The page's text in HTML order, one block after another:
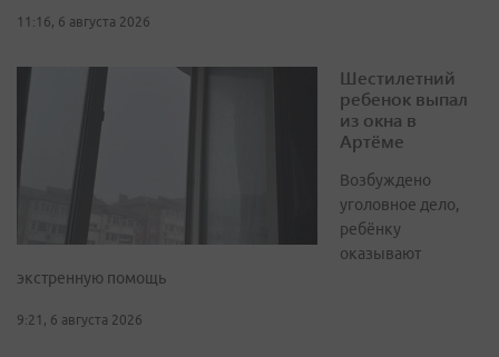
11:16, 6 августа 2026
Шестилетний
ребенок выпал
из окна в
Артёме
Возбуждено
уголовное дело,
ребёнку
оказывают
экстренную помощь
9:21, 6 августа 2026